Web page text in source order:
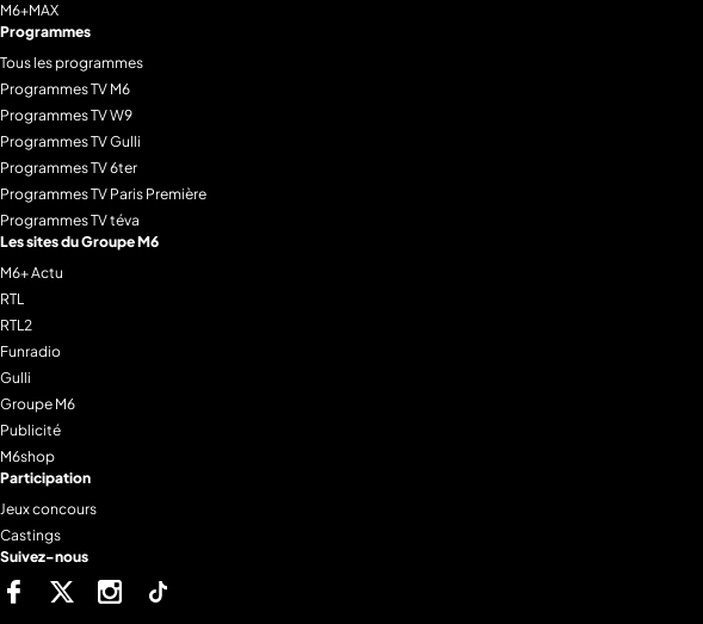
M6+MAX
Programmes
Tous les programmes
Programmes TV M6
Programmes TV W9
Programmes TV Gulli
Programmes TV 6ter
Programmes TV Paris Première
Programmes TV téva
Les sites du Groupe M6
M6+ Actu
RTL
RTL2
Funradio
Gulli
Groupe M6
Publicité
M6shop
Participation
Jeux concours
Castings
Suivez-nous
FacebookTwitter Instagram